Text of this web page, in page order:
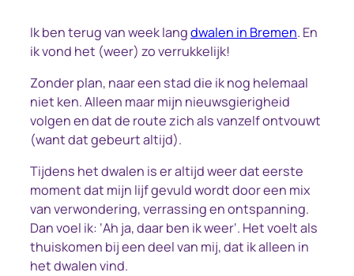
Ik ben terug van week langdwalen in Bremen. En
ik vond het (weer) zo verrukkelijk!
Zonder plan, naar een stad die ik nog helemaal
niet ken. Alleen maar mijn nieuwsgierigheid
volgen en dat de route zich als vanzelf ontvouwt
(want dat gebeurt altijd).
Tijdens het dwalen is er altijd weer dat eerste
moment dat mijn lijf gevuld wordt door een mix
van verwondering, verrassing en ontspanning.
Dan voel ik: ‘Ah ja, daar ben ik weer‘. Het voelt als
thuiskomen bij een deel van mij, dat ik alleen in
het dwalen vind.